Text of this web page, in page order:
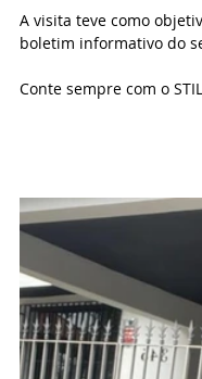
A visita teve como
boletim informativo do
Conte sempre com o